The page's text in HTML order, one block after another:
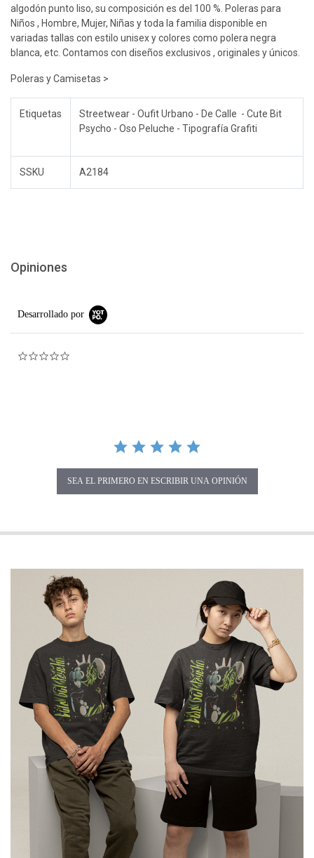
algodón punto liso, su composición es del 100 %. Poleras para
Niños , Hombre, Mujer, Niñas y toda la familia disponible en
variadas tallas con estilo unisex y colores como polera negra
blanca, etc. Contamos con diseños exclusivos , originales y únicos.
Poleras y Camisetas >
Etiquetas
Streetwear - Oufit Urbano - De Calle - Cute Bit
Psycho - Oso Peluche - Tipografía Grafiti
SSKU A2184
Opiniones
Desarrollado por
SEA EL PRIMERO EN ESCRIBIR UNA OPINIÓN